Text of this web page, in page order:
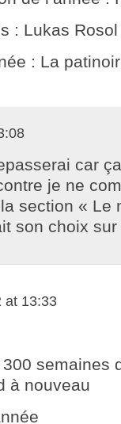
: Lukas Rosol
: La
car
je ne
section « Le
son choix
at 13:33
semaines
à nouveau